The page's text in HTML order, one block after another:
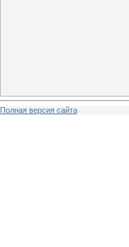
Полная версия сайта